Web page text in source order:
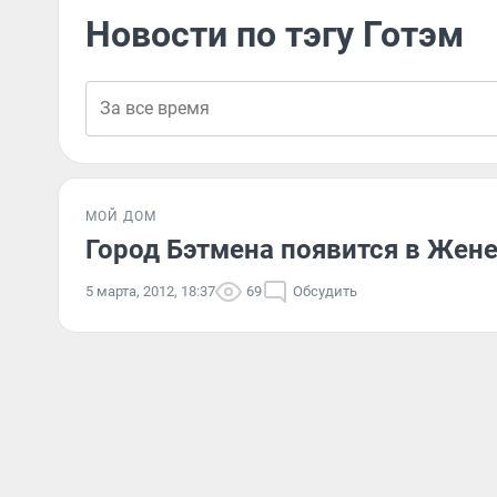
Новости по тэгу Готэм
МОЙ ДОМ
Город Бэтмена появится в
5 марта, 2012, 18:37 69 Обсудить